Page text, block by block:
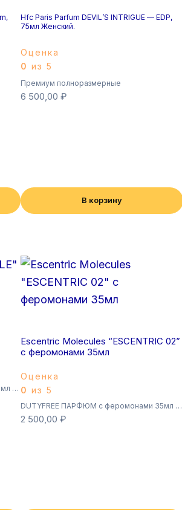
Премиум полноразмерные
Hfc Paris Parfum DEVIL’S INTRIGUE — EDP,
75мл Женский.
Оценка
0 из 5
6 500,00 ₽
В корзину
DUTYFREE ПАРФЮМ с феромонами 35мл (Суперстойкие)
DUTYFREE ПАРФЮМ с феромонами 35мл (Суперстойкие)
Escentric Molecules “ESCENTRIC 02”
с феромонами 35мл
Оценка
0 из 5
2 500,00 ₽